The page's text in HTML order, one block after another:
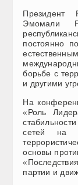
Президент
Эмомали
постоянно
борьбе с
и другими
На
«Роль
сетей на
основы
партии и